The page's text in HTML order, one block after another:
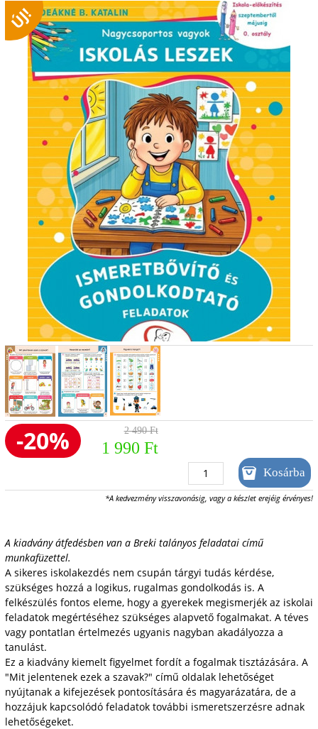
ÚJ!
-20% 2 490 Ft
1 990 Ft
*A kedvezmény visszavonásig, vagy a készlet erejéig érvényes!
A kiadvány átfedésben van a Breki talányos feladatai című
munkafüzettel.
A sikeres iskolakezdés nem csupán tárgyi tudás kérdése,
szükséges hozzá a logikus, rugalmas gondolkodás is. A
felkészülés fontos eleme, hogy a gyerekek megismerjék az iskolai
feladatok megértéséhez szükséges alapvető fogalmakat. A téves
vagy pontatlan értelmezés ugyanis nagyban akadályozza a
tanulást.
Ez a kiadvány kiemelt figyelmet fordít a fogalmak tisztázására. A
"Mit jelentenek ezek a szavak?" című oldalak lehetőséget
nyújtanak a kifejezések pontosítására és magyarázatára, de a
hozzájuk kapcsolódó feladatok további ismeretszerzésre adnak
lehetőségeket.